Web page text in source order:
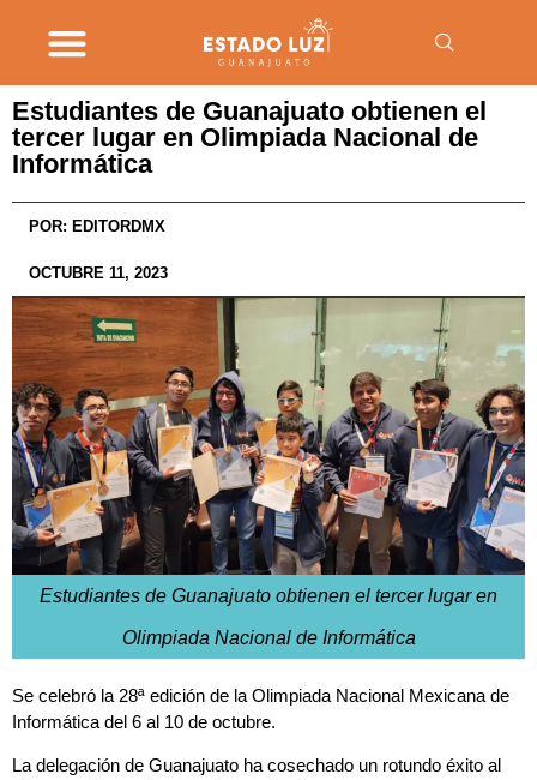
Estudiantes de Guanajuato obtienen el
tercer lugar en Olimpiada Nacional de
Informática
POR: EDITORDMX
OCTUBRE 11, 2023
Estudiantes de Guanajuato obtienen el tercer lugar en
Olimpiada Nacional de Informática
Se celebró la 28ª edición de la Olimpiada Nacional Mexicana de
Informática del 6 al 10 de octubre.
La delegación de Guanajuato ha cosechado un rotundo éxito al